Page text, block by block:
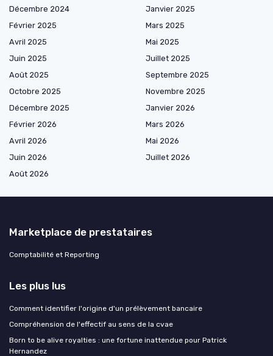
Décembre 2024
Janvier 2025
Février 2025
Mars 2025
Avril 2025
Mai 2025
Juin 2025
Juillet 2025
Août 2025
Septembre 2025
Octobre 2025
Novembre 2025
Décembre 2025
Janvier 2026
Février 2026
Mars 2026
Avril 2026
Mai 2026
Juin 2026
Juillet 2026
Août 2026
Marketplace de prestataires
Comptabilité et Reporting
Les plus lus
Comment identifier l'origine d'un prélèvement bancaire
Compréhension de l'effectif au sens de la cvae
Born to be alive royalties : une fortune inattendue pour Patrick
Hernandez